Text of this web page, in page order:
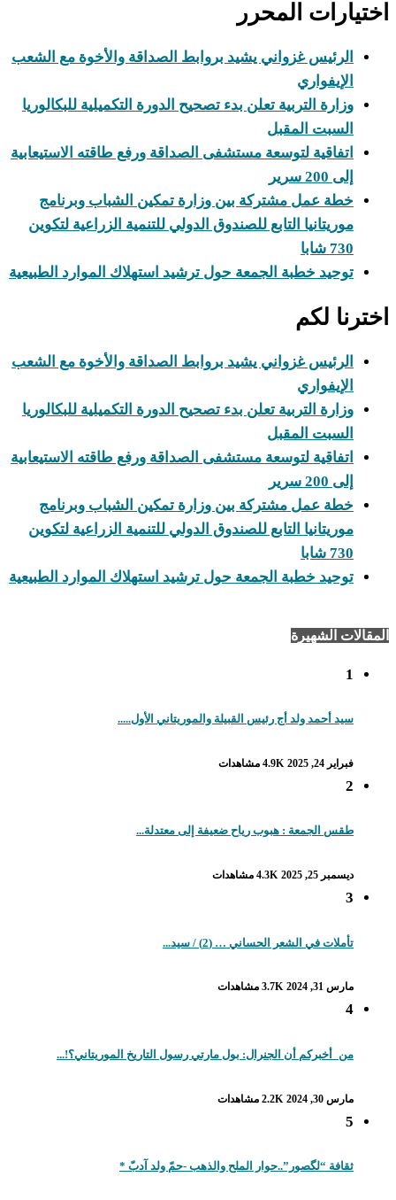
اختيارات المحرر
الرئيس غزواني يشيد بروابط الصداقة والأخوة مع الشعب
الإيفواري
وزارة التربية تعلن بدء تصحيح الدورة التكميلية للبكالوريا
السبت المقبل
اتفاقية لتوسعة مستشفى الصداقة ورفع طاقته الاستيعابية
إلى 200 سرير
خطة عمل مشتركة بين وزارة تمكين الشباب وبرنامج
موريتانيا التابع للصندوق الدولي للتنمية الزراعية لتكوين
730 شابا
توحيد خطبة الجمعة حول ترشيد استهلاك الموارد الطبيعية
اخترنا لكم
الرئيس غزواني يشيد بروابط الصداقة والأخوة مع الشعب
الإيفواري
وزارة التربية تعلن بدء تصحيح الدورة التكميلية للبكالوريا
السبت المقبل
اتفاقية لتوسعة مستشفى الصداقة ورفع طاقته الاستيعابية
إلى 200 سرير
خطة عمل مشتركة بين وزارة تمكين الشباب وبرنامج
موريتانيا التابع للصندوق الدولي للتنمية الزراعية لتكوين
730 شابا
توحيد خطبة الجمعة حول ترشيد استهلاك الموارد الطبيعية
المقالات الشهيرة
1
سيد أحمد ولد أج رئيس القبيلة والموريتاني الأول.....
فبراير 24, 2025 4.9K مشاهدات
2
طقس الجمعة : هبوب رياح ضعيفة إلى معتدلة...
ديسمبر 25, 2025 4.3K مشاهدات
3
تأملات في الشعر الحساني … (2) / سيد...
مارس 31, 2024 3.7K مشاهدات
4
من_أخبركم أن الجنرال: بول مارتي رسول التاريخ الموريتاني؟!...
مارس 30, 2024 2.2K مشاهدات
5
ثقافة “لگصور”..حوار الملح والذهب -حمّ ولد آدبّ *